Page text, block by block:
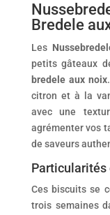
Bredele
Les
petits gâteaux
bredele aux noix
citron et à la
avec une
agrémenter vos
de saveurs
Particularités
Ces biscuits se
trois semaines